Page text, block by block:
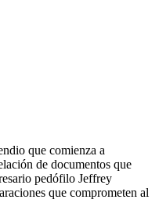
que comienza a
de documentos que
pedófilo Jeffrey
que comprometen al